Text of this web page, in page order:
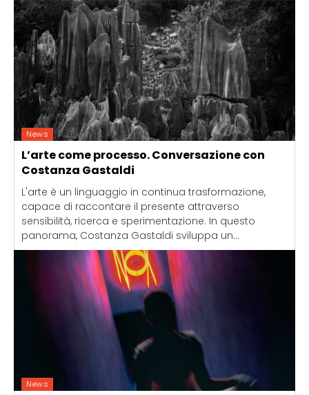
News
L’arte come processo. Conversazione con
Costanza Gastaldi
L'arte è un linguaggio in continua trasformazione,
capace di raccontare il presente attraverso
sensibilità, ricerca e sperimentazione. In questo
panorama, Costanza Gastaldi sviluppa un...
News